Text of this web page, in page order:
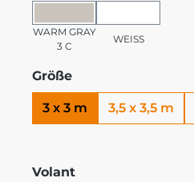
WARM GRAY 3 C
WARM GRAY
3 C
WEISS
WEISS
Größe
3 x 3 m 3,5 x 3,5 m
Volant